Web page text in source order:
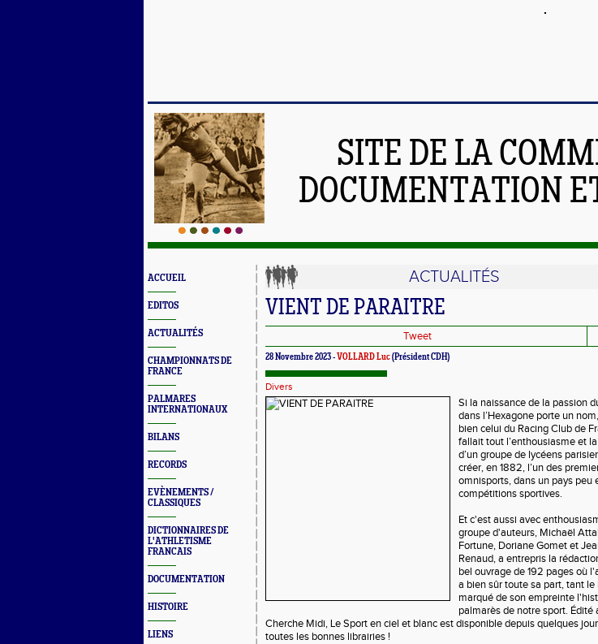
SITE DE LA
DOCUMENTATION
ACCUEIL
EDITOS
ACTUALITÉS
CHAMPIONNATS DE
FRANCE
PALMARES
INTERNATIONAUX
BILANS
RECORDS
EVÈNEMENTS /
CLASSIQUES
DICTIONNAIRES DE
L'ATHLETISME
FRANCAIS
DOCUMENTATION
HISTOIRE
LIENS
ACTUALITÉS
VIENT DE PARAITRE
Tweet
28 Novembre 2023 - VOLLARD Luc(Président CDH)
Divers
Si la naissance de la passion
dans l’Hexagone porte un
bien celui du Racing Club de
fallait tout l’enthousiasme et
d’un groupe de lycéens
créer, en 1882, l’un des
omnisports, dans un pays peu
compétitions sportives.
Et c'est aussi avec
groupe d'auteurs, Michaël
Fortune, Doriane Gomet et
Renaud, a entrepris la
bel ouvrage de 192 pages où
a bien sûr toute sa part, tant le
marqué de son empreinte
palmarès de notre sport. Édité
Cherche Midi, Le Sport en ciel et blanc est disponible depuis quelques
toutes les bonnes librairies !